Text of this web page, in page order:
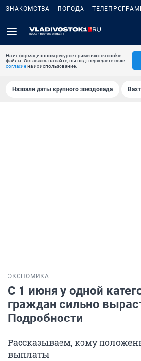
ЗНАКОМСТВА ПОГОДА
На информационном ресурсе применяются cookie-
файлы. Оставаясь на сайте, вы подтверждаете свое
согласиена их использование.
Назвали даты крупного звездопада
ЭКОНОМИКА
С 1 июня у одной
граждан сильно
Подробности
Рассказываем, кому
выплаты